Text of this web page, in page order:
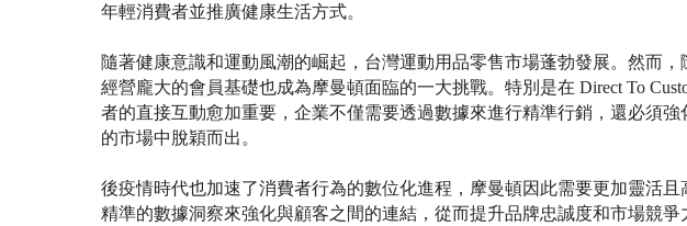
年輕消費者並推廣健康生活方式。
隨著健康意識和運動風潮的崛起，台灣運動用品零售市場蓬勃發展。然而
經營龐大的會員基礎也成為摩曼頓面臨的一大挑戰。特別是在 Direct To
者的直接互動愈加重要，企業不僅需要透過數據來進行精準行銷，還必須
的市場中脫穎而出。
後疫情時代也加速了消費者行為的數位化進程，摩曼頓因此需要更加靈活
精準的數據洞察來強化與顧客之間的連結，從而提升品牌忠誠度和市場競爭